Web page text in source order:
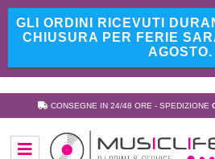
GLI ORDINI RICEVUTI
CHIUSURA PER FERIE
AGOSTO.
CONSEGNE IN 24/48 ORE - SPEDIZIONE